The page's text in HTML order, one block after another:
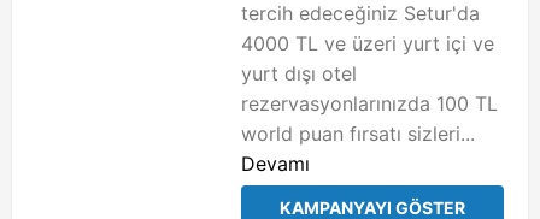
tercih edeceğiniz Setur'da
4000 TL ve üzeri yurt içi ve
yurt dışı otel
rezervasyonlarınızda 100 TL
world puan fırsatı sizleri...
Devamı
KAMPANYAYI GÖSTER